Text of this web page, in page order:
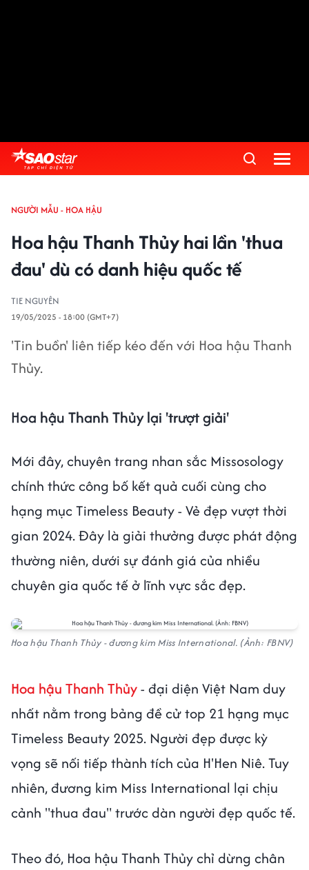
NGƯỜI MẪU - HOA HẬU
Hoa hậu Thanh Thủy hai lần 'thua
đau' dù có danh hiệu quốc tế
TIE NGUYÊN
19/05/2025 - 18:00 (GMT+7)
'Tin buồn' liên tiếp kéo đến với Hoa hậu Thanh
Thủy.
Hoa hậu Thanh Thủy lại 'trượt giải'
Mới đây, chuyên trang nhan sắc Missosology
chính thức công bố kết quả cuối cùng cho
hạng mục Timeless Beauty - Vẻ đẹp vượt thời
gian 2024. Đây là giải thưởng được phát động
thường niên, dưới sự đánh giá của nhiều
chuyên gia quốc tế ở lĩnh vực sắc đẹp.
Hoa hậu Thanh Thủy - đương kim Miss International. (Ảnh: FBNV)
Hoa hậu Thanh Thủy- đại diện Việt Nam duy
nhất nằm trong bảng đề cử top 21 hạng mục
Timeless Beauty 2025. Người đẹp được kỳ
vọng sẽ nối tiếp thành tích của H'Hen Niê. Tuy
nhiên, đương kim Miss International lại chịu
cảnh "thua đau" trước dàn người đẹp quốc tế.
Theo đó, Hoa hậu Thanh Thủy chỉ dừng chân